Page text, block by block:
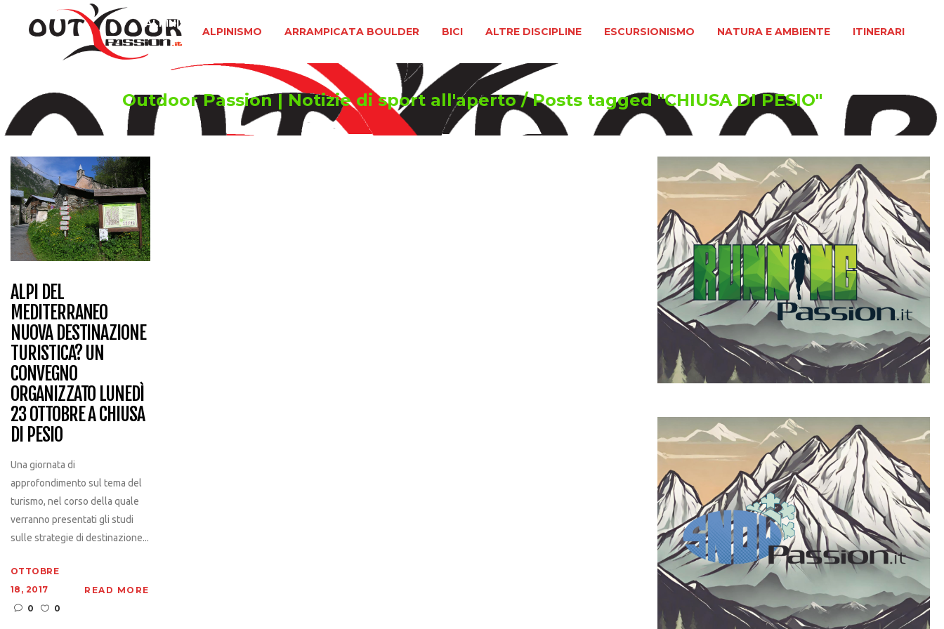
ALPINISMO ARRAMPICATA BOULDER BICI ALTRE DISCIPLINE ESCURSIONISMO NATURA E AMBIENTE ITINERARI
ALPINISMO
Outdoor Passion | Notizie di sport all'aperto/Posts tagged "CHIUSA DI PESIO"
ALPI DEL
MEDITERRANEO
NUOVA DESTINAZIONE
TURISTICA? UN
CONVEGNO
ORGANIZZATO LUNEDÌ
23 OTTOBRE A CHIUSA
DI PESIO
Una giornata di
approfondimento sul tema del
turismo, nel corso della quale
verranno presentati gli studi
sulle strategie di destinazione...
OTTOBRE
18, 2017
0
0
READ MORE